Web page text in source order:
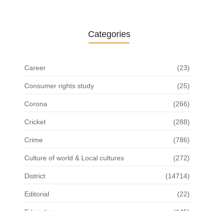
Categories
Career (23)
Consumer rights study (25)
Corona (266)
Cricket (288)
Crime (786)
Culture of world & Local cultures (272)
District (14714)
Editorial (22)